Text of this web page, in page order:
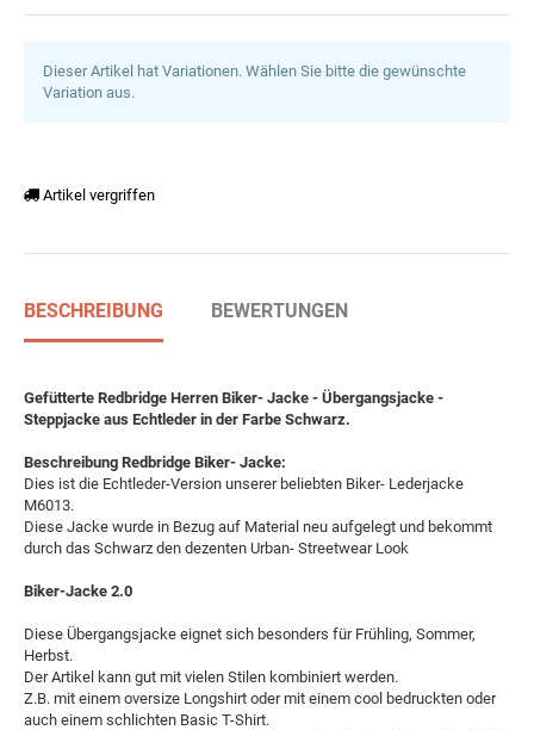
Dieser Artikel hat Variationen. Wählen Sie bitte die gewünschte
Variation aus.
Artikel vergriffen
BESCHREIBUNG BEWERTUNGEN
Gefütterte Redbridge Herren Biker- Jacke - Übergangsjacke -
Steppjacke aus Echtleder in der Farbe Schwarz.
Beschreibung Redbridge Biker- Jacke:
Dies ist die Echtleder-Version unserer beliebten Biker- Lederjacke
M6013.
Diese Jacke wurde in Bezug auf Material neu aufgelegt und bekommt
durch das Schwarz den dezenten Urban- Streetwear Look
Biker-Jacke 2.0
Diese Übergangsjacke eignet sich besonders für Frühling, Sommer,
Herbst.
Der Artikel kann gut mit vielen Stilen kombiniert werden.
Z.B. mit einem oversize Longshirt oder mit einem cool bedruckten oder
auch einem schlichten Basic T-Shirt.